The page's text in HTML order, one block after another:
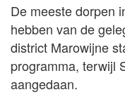
De meeste dorpen
hebben van de
district Marowijne
programma, terwijl
aangedaan.